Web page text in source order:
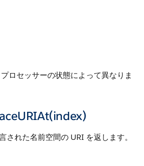
ロセッサーの状態によって異なりま
された名前空間の URI を返します。